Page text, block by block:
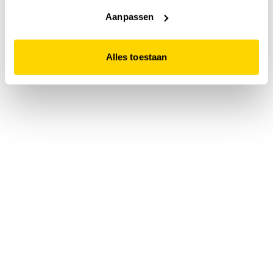
website niet optimaal functioneert.
Aanpassen
Alles toestaan